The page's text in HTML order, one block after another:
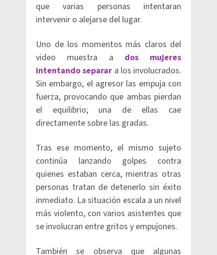
que varias personas intentaran
intervenir o alejarse del lugar.
Uno de los momentos más claros del
video muestra a dos mujeres
intentando separar a los involucrados.
Sin embargo, el agresor las empuja con
fuerza, provocando que ambas pierdan
el equilibrio; una de ellas cae
directamente sobre las gradas.
Tras ese momento, el mismo sujeto
continúa lanzando golpes contra
quienes estaban cerca, mientras otras
personas tratan de detenerlo sin éxito
inmediato. La situación escala a un nivel
más violento, con varios asistentes que
se involucran entre gritos y empujones.
También se observa que algunas